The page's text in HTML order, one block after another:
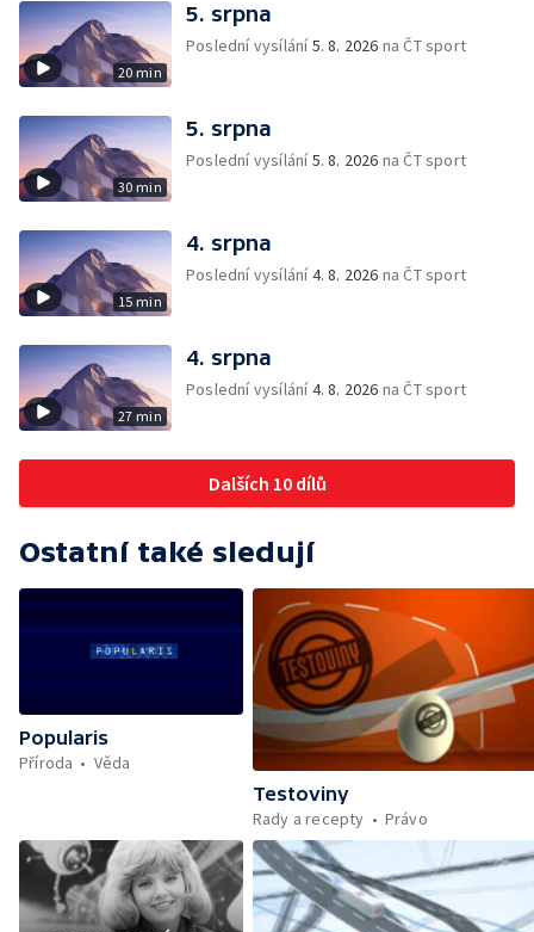
20 min
5. srpna
Poslední vysílání5. 8. 2026 na ČT sport
30 min
5. srpna
Poslední vysílání5. 8. 2026 na ČT sport
15 min
4. srpna
Poslední vysílání4. 8. 2026 na ČT sport
27 min
4. srpna
Poslední vysílání4. 8. 2026 na ČT sport
Dalších 10 dílů
Ostatní také sledují
Popularis
Příroda
Věda
Testoviny
Rady a recepty
Právo